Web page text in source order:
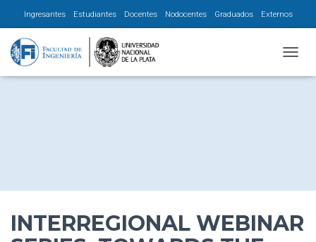
Ingresantes Estudiantes Docentes Nodocentes Graduados Externos
INTERREGIONAL WEBINAR